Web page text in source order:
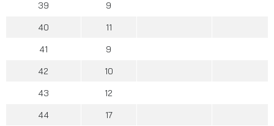
39 9
40 11
41 9
42 10
43 12
44 17